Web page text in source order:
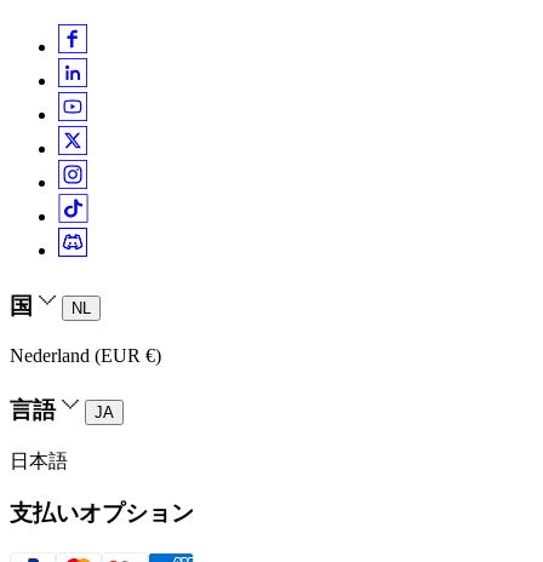
国 NL
Nederland (EUR €)
言語 JA
日本語
支払いオプション